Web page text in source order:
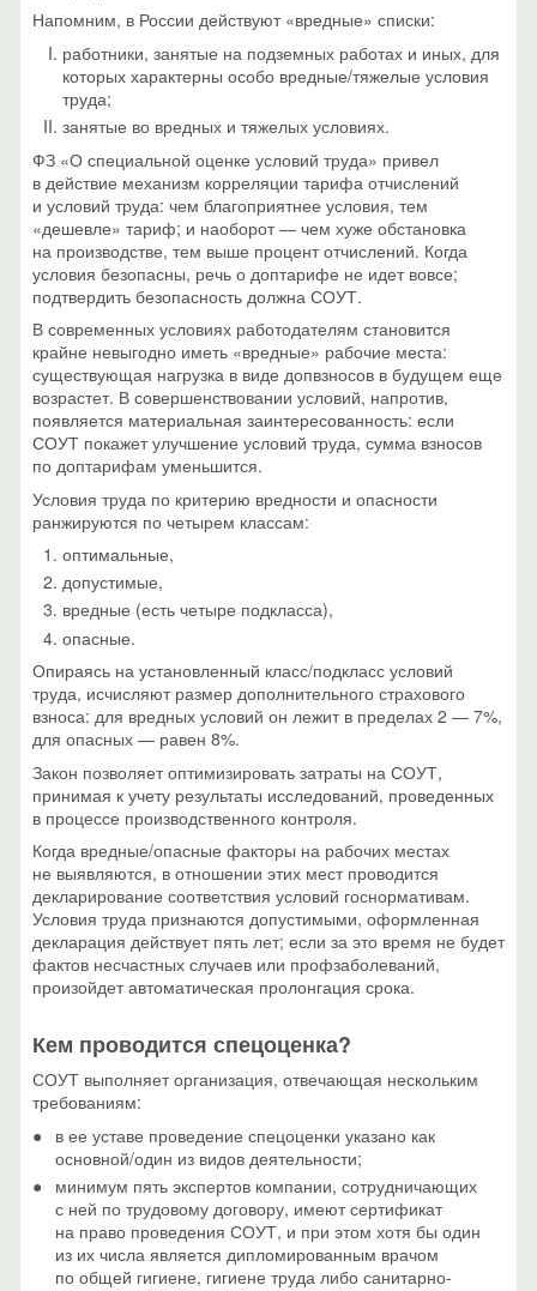
Напомним, в России действуют «вредные» списки:
работники, занятые на подземных работах и иных, для
которых характерны особо вредные/тяжелые условия
труда;
занятые во вредных и тяжелых условиях.
ФЗ «О специальной оценке условий труда» привел
в действие механизм корреляции тарифа отчислений
и условий труда: чем благоприятнее условия, тем
«дешевле» тариф; и наоборот — чем хуже обстановка
на производстве, тем выше процент отчислений. Когда
условия безопасны, речь о доптарифе не идет вовсе;
подтвердить безопасность должна СОУТ.
В современных условиях работодателям становится
крайне невыгодно иметь «вредные» рабочие места:
существующая нагрузка в виде допвзносов в будущем еще
возрастет. В совершенствовании условий, напротив,
появляется материальная заинтересованность: если
СОУТ покажет улучшение условий труда, сумма взносов
по доптарифам уменьшится.
Условия труда по критерию вредности и опасности
ранжируются по четырем классам:
оптимальные,
допустимые,
вредные (есть четыре подкласса),
опасные.
Опираясь на установленный класс/подкласс условий
труда, исчисляют размер дополнительного страхового
взноса: для вредных условий он лежит в пределах 2 — 7%,
для опасных — равен 8%.
Закон позволяет оптимизировать затраты на СОУТ,
принимая к учету результаты исследований, проведенных
в процессе производственного контроля.
Когда вредные/опасные факторы на рабочих местах
не выявляются, в отношении этих мест проводится
декларирование соответствия условий госнормативам.
Условия труда признаются допустимыми, оформленная
декларация действует пять лет; если за это время не будет
фактов несчастных случаев или профзаболеваний,
произойдет автоматическая пролонгация срока.
Кем проводится спецоценка?
СОУТ выполняет организация, отвечающая нескольким
требованиям:
в ее уставе проведение спецоценки указано как
основной/один из видов деятельности;
минимум пять экспертов компании, сотрудничающих
с ней по трудовому договору, имеют сертификат
на право проведения СОУТ, и при этом хотя бы один
из их числа является дипломированным врачом
по общей гигиене, гигиене труда либо санитарно-